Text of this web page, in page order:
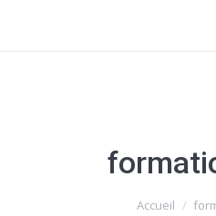
Accueil